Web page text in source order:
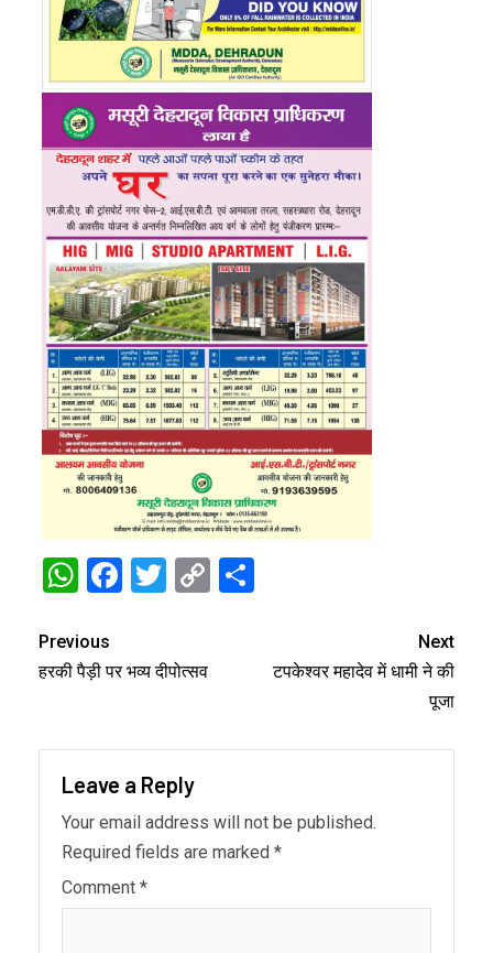
WhatsApp
Facebook
Twitter
Copy
Previous
हरकी पैड़ी पर भव्य दीपोत्सव
Next
टपकेश्वर महादेव में धामी ने की
पूजा
Leave a Reply
Your email address will not be published.
Required fields are marked *
Comment *